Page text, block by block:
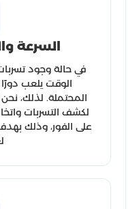
السرعة
في حالة وجود
الوقت يلعب دورًا
المحتملة. لذلك،
لكشف التسربات
على الفور، وذلك